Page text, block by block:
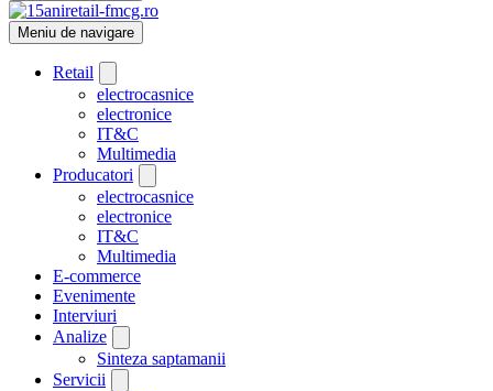
Meniu de navigare
Retail
electrocasnice
electronice
IT&C
Multimedia
Producatori
electrocasnice
electronice
IT&C
Multimedia
E-commerce
Evenimente
Interviuri
Analize
Sinteza saptamanii
Servicii